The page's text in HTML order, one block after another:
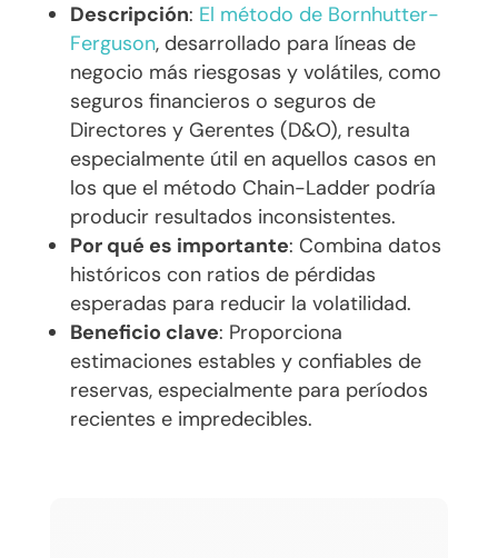
Descripción: El método de Bornhutter-
Ferguson, desarrollado para líneas de
negocio más riesgosas y volátiles, como
seguros financieros o seguros de
Directores y Gerentes (D&O), resulta
especialmente útil en aquellos casos en
los que el método Chain-Ladder podría
producir resultados inconsistentes.
Por qué es importante: Combina datos
históricos con ratios de pérdidas
esperadas para reducir la volatilidad.
Beneficio clave: Proporciona
estimaciones estables y confiables de
reservas, especialmente para períodos
recientes e impredecibles.